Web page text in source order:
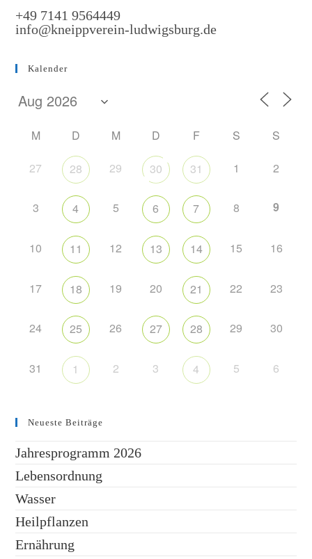
+49 7141 9564449
info@kneippverein-ludwigsburg.de
Kalender
M D M D F S S
27 28 29 30 31 1 2
3 4 5 6 7 8 9
10 11 12 13 14 15 16
17 18 19 20 21 22 23
24 25 26 27 28 29 30
31 1 2 3 4 5 6
Neueste Beiträge
Jahresprogramm 2026
Lebensordnung
Wasser
Heilpflanzen
Ernährung